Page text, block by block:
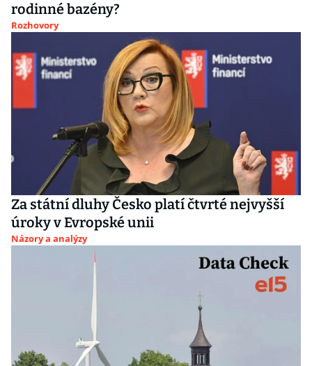
rodinné bazény?
Rozhovory
Za státní dluhy Česko platí čtvrté nejvyšší
úroky v Evropské unii
Názory a analýzy